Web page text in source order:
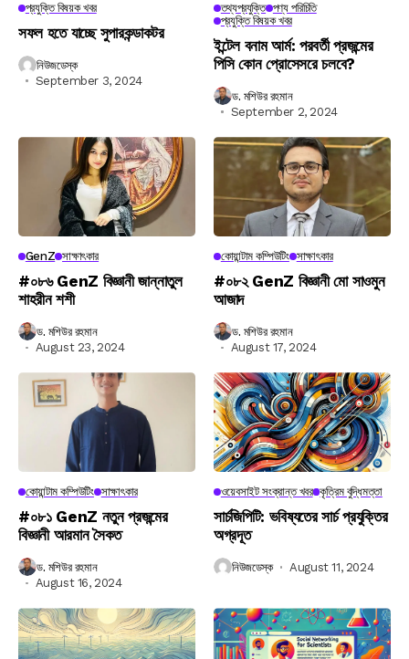
প্রযুক্তি বিষয়ক খবর
সফল হতে যাচ্ছে সুপারকন্ডাকটর
নিউজডেস্ক
September 3, 2024
তথ্যপ্রযুক্তি পণ্য পরিচিতি
প্রযুক্তি বিষয়ক খবর
ইন্টেল বনাম আর্ম: পরবর্তী প্রজন্মের
পিসি কোন প্রোসেসরে চলবে?
ড. মশিউর রহমান
September 2, 2024
GenZ সাক্ষাৎকার
#০৮৬ GenZ বিজ্ঞানী জান্নাতুল
শাহরীন শশী
ড. মশিউর রহমান
August 23, 2024
কোয়ান্টাম কম্পিউটিং সাক্ষাৎকার
#০৮২ GenZ বিজ্ঞানী মো সাওমুন
আজাদ
ড. মশিউর রহমান
August 17, 2024
কোয়ান্টাম কম্পিউটিং সাক্ষাৎকার
#০৮১ GenZ নতুন প্রজন্মের
বিজ্ঞানী আরমান সৈকত
ড. মশিউর রহমান
August 16, 2024
ওয়েবসাইট সংক্রান্ত খবর কৃত্রিম বুদ্ধিমত্তা
সার্চজিপিটি: ভবিষ্যতের সার্চ প্রযুক্তির
অগ্রদূত
নিউজডেস্ক August 11, 2024